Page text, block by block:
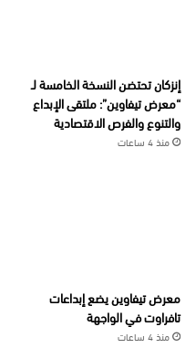
إنزكان تحتضن النسخة الخامسة لـ
“معرض تيفاوين”: ملتقى الإبداع
والتنوع والفرص الاقتصادية
منذ 4 ساعات
معرض تيفاوين يضع إبداعات
تافراوت في الواجهة
منذ 4 ساعات